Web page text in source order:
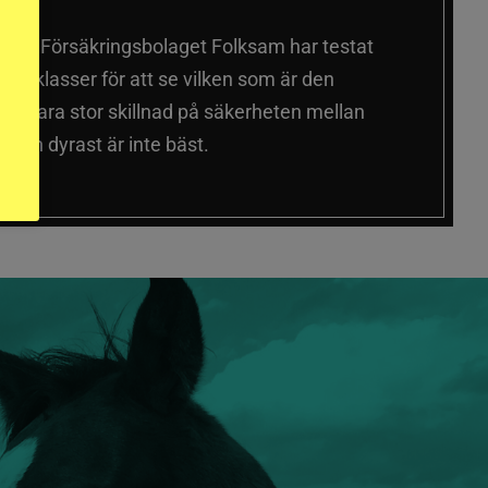
Försäkringsbolaget Folksam har testat
prisklasser för att se vilken som är den
vara stor skillnad på säkerheten mellan
och dyrast är inte bäst.